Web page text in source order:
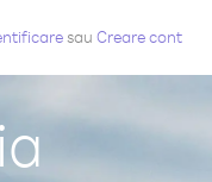
sau Creare cont